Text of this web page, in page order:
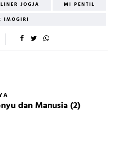
JOGJA
MI PENTIL
IMOGIRI
dan Manusia (2)